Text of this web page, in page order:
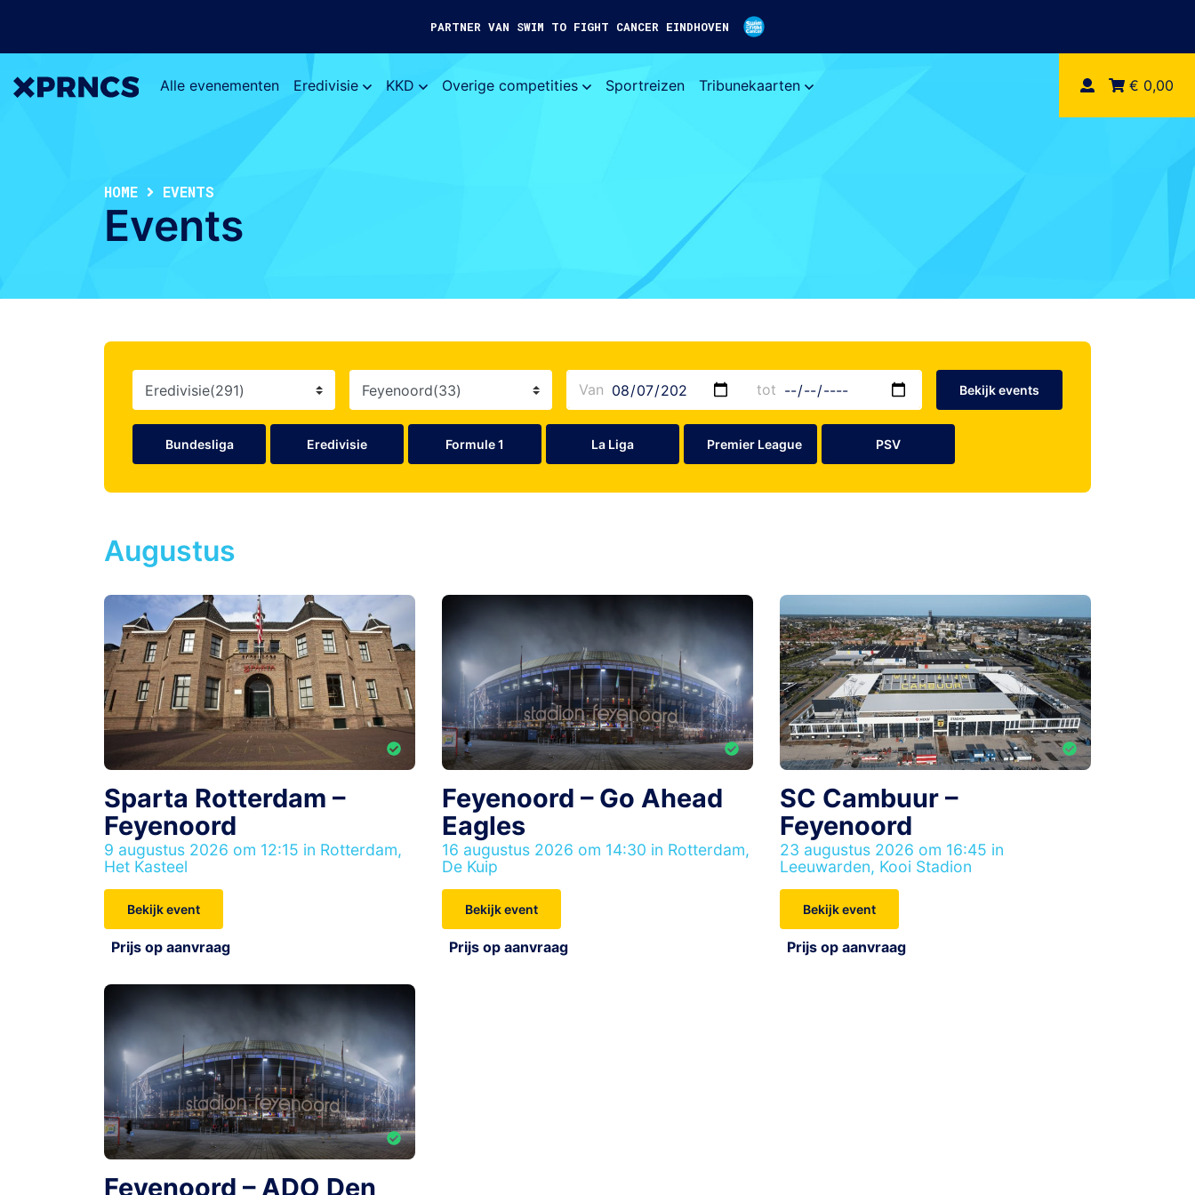
PARTNER VAN SWIM TO FIGHT CANCER EINDHOVEN
Alle evenementen Eredivisie KKD Overige competities Sportreizen Tribunekaarten € 0,00
HOME EVENTS
Events
Bekijk events
Bundesliga Eredivisie Formule 1 La Liga Premier League PSV
Augustus
Sparta Rotterdam –
Feyenoord
9 augustus 2026 om 12:15 in Rotterdam,
Het Kasteel
Bekijk event
Prijs op aanvraag
Feyenoord – Go Ahead
Eagles
16 augustus 2026 om 14:30 in Rotterdam,
De Kuip
Bekijk event
Prijs op aanvraag
SC Cambuur –
Feyenoord
23 augustus 2026 om 16:45 in
Leeuwarden, Kooi Stadion
Bekijk event
Prijs op aanvraag
Feyenoord – ADO Den